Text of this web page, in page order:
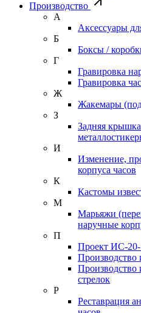
Производство
А
Аксессуары
Б
Боксы /
Г
Гравировка
Гравировка
Ж
Жакемары
З
Задняя
И
Изменение,
корпуса часов
К
Кастомы
М
Марьяжи
наручные
П
Проект ИС-
Производство
Производство
стрелок
Р
Реставрация